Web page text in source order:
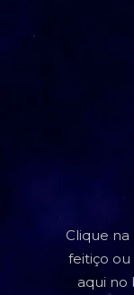
Clique na
feitiço
aqui no